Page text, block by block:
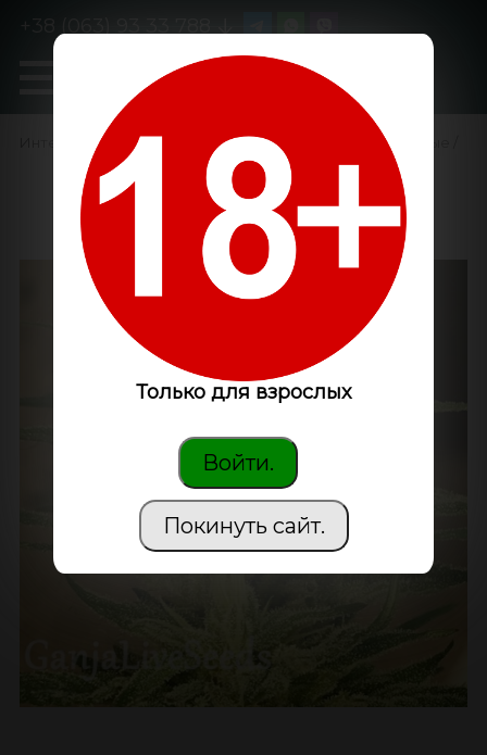
GanjaLiveSeeds
Только для взрослых
Войти.
Покинуть сайт.
Интернет-магазин Семена конопли Феминизированные
Satori feminised
GanjaLiveSeeds